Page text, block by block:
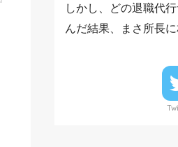
しかし、どの退職代
んだ結果、まさ所長